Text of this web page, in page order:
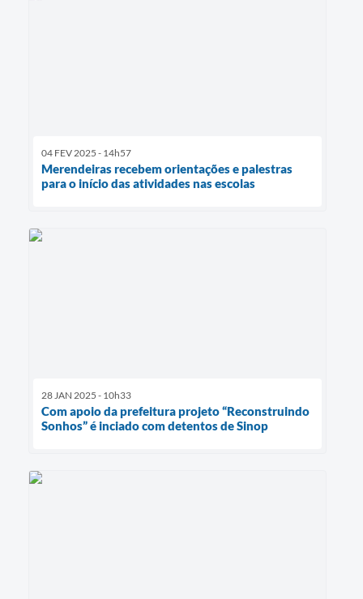
04 FEV 2025 - 14h57
Merendeiras recebem orientações e palestras
para o início das atividades nas escolas
28 JAN 2025 - 10h33
Com apoio da prefeitura projeto “Reconstruindo
Sonhos” é inciado com detentos de Sinop